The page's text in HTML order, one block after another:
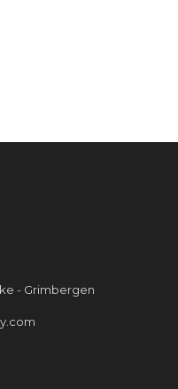
- Grimbergen